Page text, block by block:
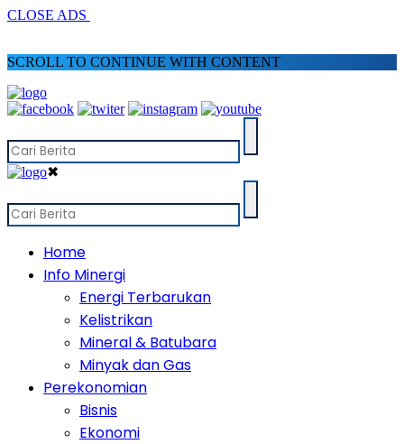
CLOSE ADS
SCROLL TO CONTINUE WITH CONTENT
✖
Home
Info Minergi
Energi Terbarukan
Kelistrikan
Mineral & Batubara
Minyak dan Gas
Perekonomian
Bisnis
Ekonomi